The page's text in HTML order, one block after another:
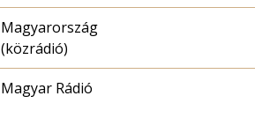
Magyarország
(közrádió)
Magyar Rádió